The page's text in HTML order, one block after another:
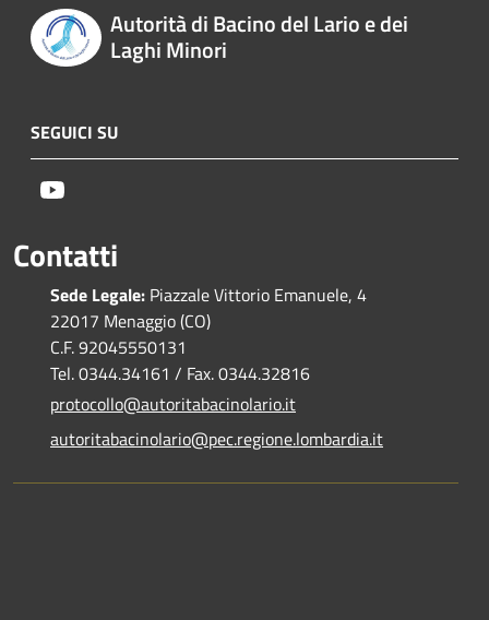
Autorità di Bacino del Lario e dei
Laghi Minori
SEGUICI SU
Contatti
Sede Legale: Piazzale Vittorio Emanuele, 4
22017 Menaggio (CO)
C.F. 92045550131
Tel. 0344.34161 / Fax. 0344.32816
protocollo@autoritabacinolario.it
autoritabacinolario@pec.regione.lombardia.it